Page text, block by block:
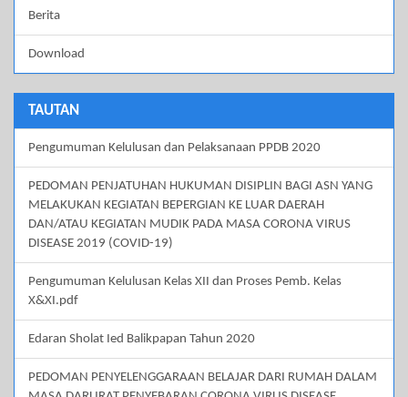
Berita
Download
TAUTAN
Pengumuman Kelulusan dan Pelaksanaan PPDB 2020
PEDOMAN PENJATUHAN HUKUMAN DISIPLIN BAGI ASN YANG
MELAKUKAN KEGIATAN BEPERGIAN KE LUAR DAERAH
DAN/ATAU KEGIATAN MUDIK PADA MASA CORONA VIRUS
DISEASE 2019 (COVID-19)
Pengumuman Kelulusan Kelas XII dan Proses Pemb. Kelas
X&XI.pdf
Edaran Sholat Ied Balikpapan Tahun 2020
PEDOMAN PENYELENGGARAAN BELAJAR DARI RUMAH DALAM